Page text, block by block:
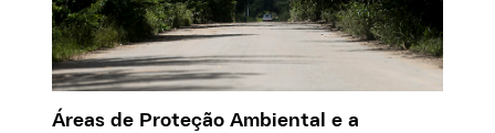
Áreas de Proteção Ambiental e a